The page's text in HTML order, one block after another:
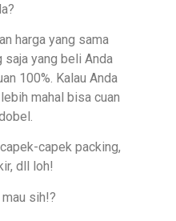
harga yang sama
saja yang beli Anda
100%. Kalau Anda
mahal bisa cuan
capek packing,
dll loh!
sih!?